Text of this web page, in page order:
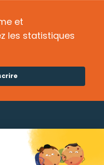
et
les statistiques